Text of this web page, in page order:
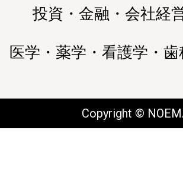
投資・金融・会社経
医学・薬学・看護学・歯
Copyright ©